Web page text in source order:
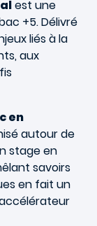
est une
+5. Délivré
liés à la
aux
en
autour de
stage en
savoirs
en fait un